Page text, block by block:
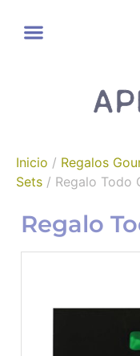
Inicio / Regalos
Sets / Regalo Todo
Regalo